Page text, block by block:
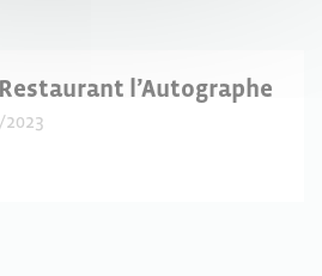
l’Autographe